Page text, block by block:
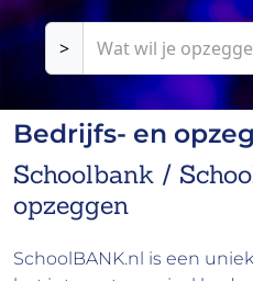
>
Bedrijfs- en
Schoolbank /
opzeggen
SchoolBANK.nl is een